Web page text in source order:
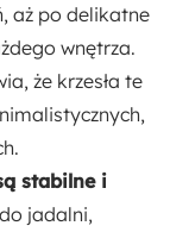
aż po delikatne
wnętrza.
że krzesła te
stabilne i
jadalni,